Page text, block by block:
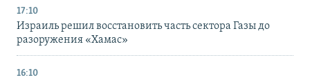
17:10
Израиль решил восстановить часть сектора Газы до
разоружения «Хамас»
16:10